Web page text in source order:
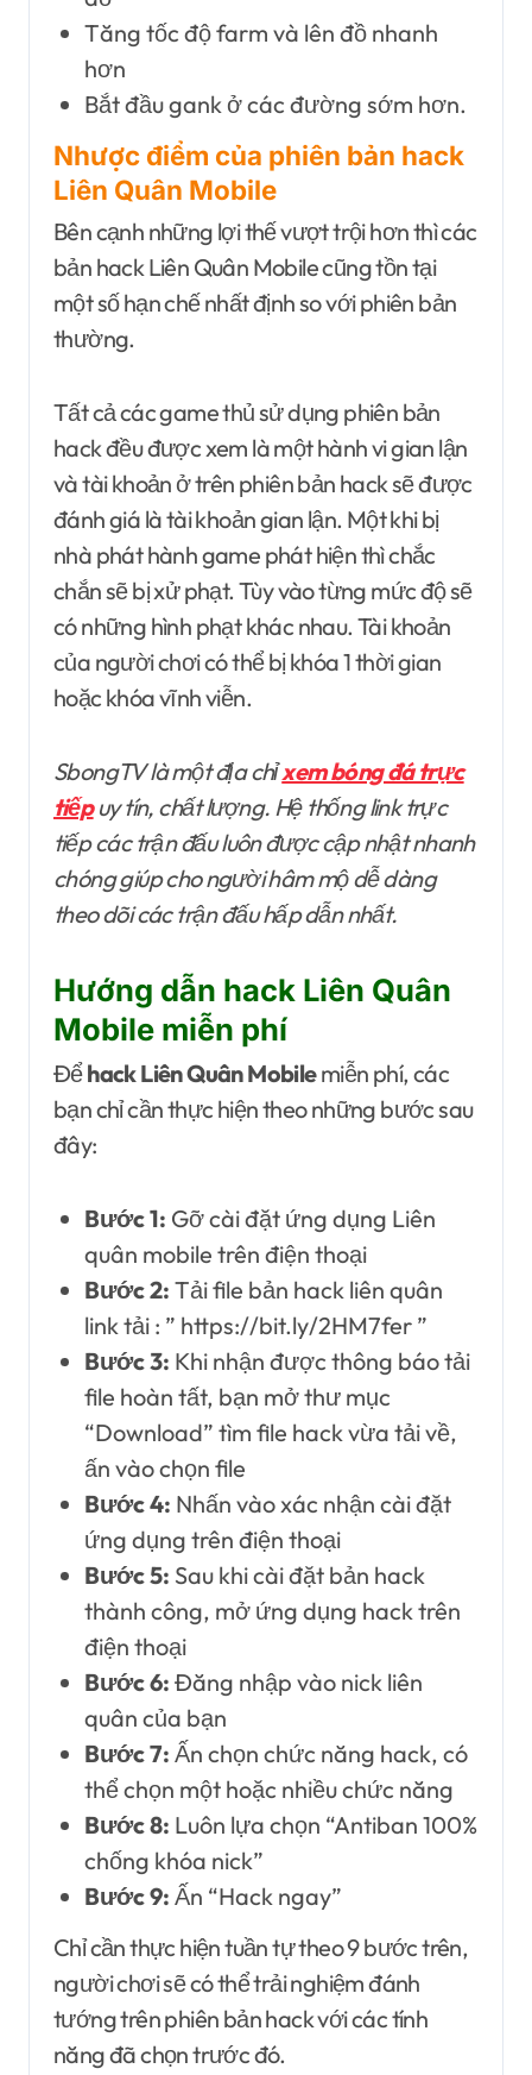
Tăng tốc độ farm và lên đồ nhanh
hơn
Bắt đầu gank ở các đường sớm hơn.
Nhược điểm của phiên bản hack
Liên Quân Mobile
Bên cạnh những lợi thế vượt trội hơn thì các
bản hack Liên Quân Mobile cũng tồn tại
một số hạn chế nhất định so với phiên bản
thường.
Tất cả các game thủ sử dụng phiên bản
hack đều được xem là một hành vi gian lận
và tài khoản ở trên phiên bản hack sẽ được
đánh giá là tài khoản gian lận. Một khi bị
nhà phát hành game phát hiện thì chắc
chắn sẽ bị xử phạt. Tùy vào từng mức độ sẽ
có những hình phạt khác nhau. Tài khoản
của người chơi có thể bị khóa 1 thời gian
hoặc khóa vĩnh viễn.
SbongTV là một địa chỉxem bóng đá trực
tiếp uy tín, chất lượng. Hệ thống link trực
tiếp các trận đấu luôn được cập nhật nhanh
chóng giúp cho người hâm mộ dễ dàng
theo dõi các trận đấu hấp dẫn nhất.
Hướng dẫn hack Liên Quân
Mobile miễn phí
Đểhack Liên Quân Mobilemiễn phí, các
bạn chỉ cần thực hiện theo những bước sau
đây:
Bước 1: Gỡ cài đặt ứng dụng Liên
quân mobile trên điện thoại
Bước 2: Tải file bản hack liên quân
link tải : ” https://bit.ly/2HM7fer ”
Bước 3: Khi nhận được thông báo tải
file hoàn tất, bạn mở thư mục
“Download” tìm file hack vừa tải về,
ấn vào chọn file
Bước 4: Nhấn vào xác nhận cài đặt
ứng dụng trên điện thoại
Bước 5: Sau khi cài đặt bản hack
thành công, mở ứng dụng hack trên
điện thoại
Bước 6: Đăng nhập vào nick liên
quân của bạn
Bước 7: Ấn chọn chức năng hack, có
thể chọn một hoặc nhiều chức năng
Bước 8: Luôn lựa chọn “Antiban 100%
chống khóa nick”
Bước 9: Ấn “Hack ngay”
Chỉ cần thực hiện tuần tự theo 9 bước trên,
người chơi sẽ có thể trải nghiệm đánh
tướng trên phiên bản hack với các tính
năng đã chọn trước đó.